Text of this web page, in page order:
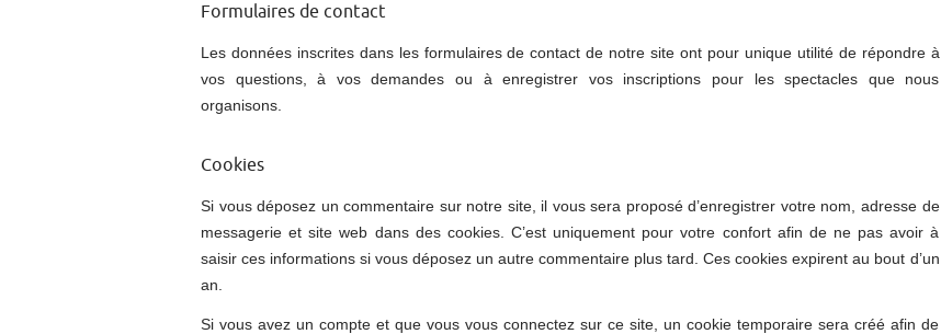
Formulaires de contact
Les données inscrites dans les formulaires de contact de notre site ont pour unique utilité de répondre à
vos questions, à vos demandes ou à enregistrer vos inscriptions pour les spectacles que nous
organisons.
Cookies
Si vous déposez un commentaire sur notre site, il vous sera proposé d’enregistrer votre nom, adresse de
messagerie et site web dans des cookies. C’est uniquement pour votre confort afin de ne pas avoir à
saisir ces informations si vous déposez un autre commentaire plus tard. Ces cookies expirent au bout d’un
an.
Si vous avez un compte et que vous vous connectez sur ce site, un cookie temporaire sera créé afin de